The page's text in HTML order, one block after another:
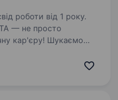
роботи від 1 року.
— не просто
кар'єру! Шукаємо
та тримає все під